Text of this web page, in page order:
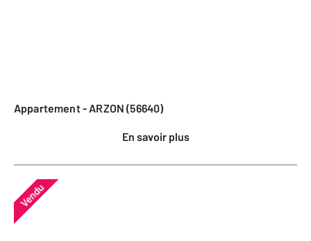
Appartement - ARZON (56640)
En savoir plus
Vendu